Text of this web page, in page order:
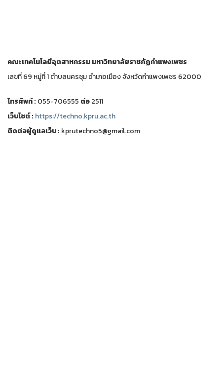
คณะเทคโนโลยีอุตสาหกรรมมหาวิทยาลัยราชภัฏกำแพงเพชร
เลขที่ 69 หมู่ที่ 1 ตำบลนครชุม อำเภอเมือง จังหวัดกำแพงเพชร 62000
โทรศัพท์ : 055-706555 ต่อ2511
เว็บไชต์ : https://techno.kpru.ac.th
ติดต่อผู้ดูแลเว็บ : kprutechno5@gmail.com